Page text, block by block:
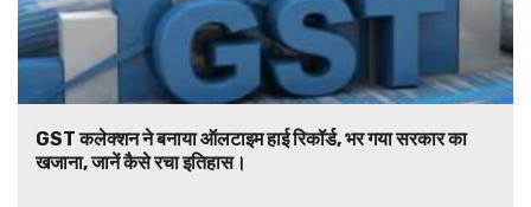
GST कलेक्शन ने बनाया ऑलटाइम हाई रिकॉर्ड, भर गया सरकार का
खजाना, जानें कैसे रचा इतिहास।